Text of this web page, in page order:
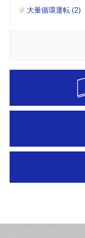
大量循環運転 (2)